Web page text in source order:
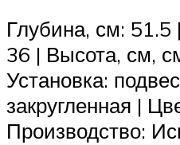
Глубина, см:
36 | Высота, см,
Установка:
закругленная |
Производство: